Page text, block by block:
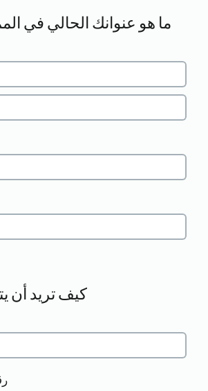
ما هو عنوانك الحالي في
كيف تريد أن